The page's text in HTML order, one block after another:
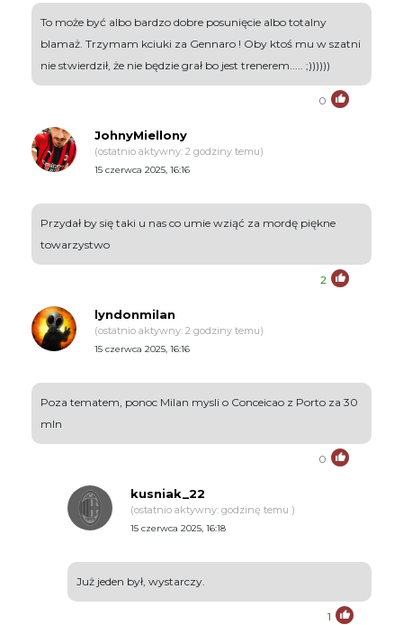
To może być albo bardzo dobre posunięcie albo totalny
blamaż. Trzymam kciuki za Gennaro ! Oby ktoś mu w szatni
nie stwierdził, że nie będzie grał bo jest trenerem..... ;))))))
0
JohnyMiellony
(ostatnio aktywny: 2 godziny temu)
15 czerwca 2025, 16:16
Przydał by się taki u nas co umie wziąć za mordę piękne
towarzystwo
2
lyndonmilan
(ostatnio aktywny: 2 godziny temu)
15 czerwca 2025, 16:16
Poza tematem, ponoc Milan mysli o Conceicao z Porto za 30
mln
0
kusniak_22
(ostatnio aktywny: godzinę temu )
15 czerwca 2025, 16:18
Już jeden był, wystarczy.
1